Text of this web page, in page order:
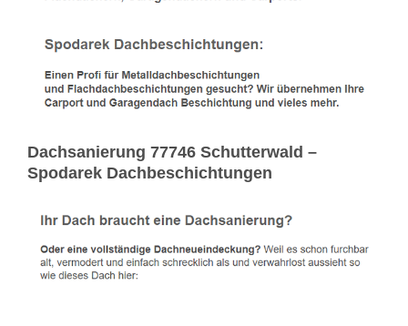
Dachsanierung 77746 Schutterwald –
Spodarek Dachbeschichtungen